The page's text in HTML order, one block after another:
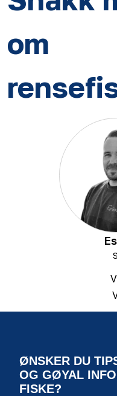
om
ØNSKER DU
OG GØYAL
FISKE?